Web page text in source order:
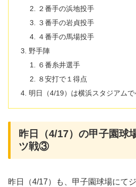
２番手の浜地投手
３番手の岩貞投手
４番手の馬場投手
野手陣
６番糸井選手
８安打で１得点
明日（4/19）は横浜スタジアムで
昨日（4/17）の甲子園球
ツ戦③
昨日（4/17）も、甲子園球場にて